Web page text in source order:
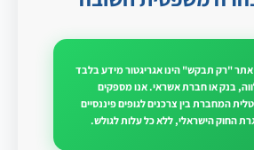
אתר "רק תבקש" הינו אגריגטור מידע בלבד
בנק או חברת אשראי. אנו מספקים
המחברת בין צרכנים לגופים פיננסיים
החוק הישראלי, ללא כל עלות לגולש.